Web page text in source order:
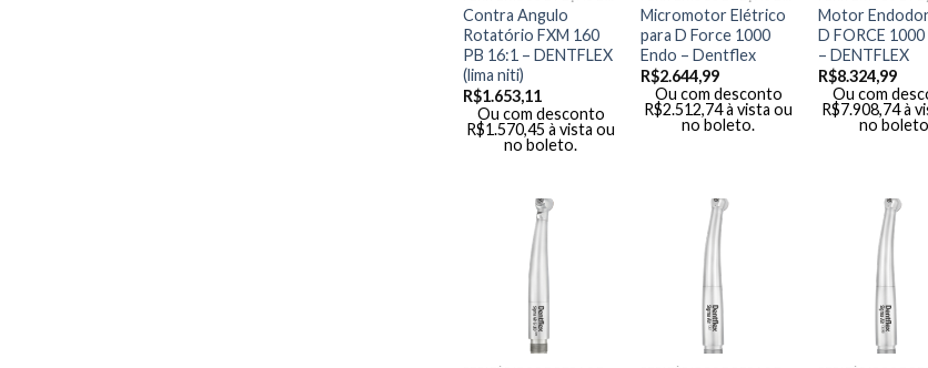
Contra Angulo
Rotatório FXM 160
PB 16:1 – DENTFLEX
(lima niti)
R$1.653,11
Ou com desconto
R$1.570,45 à vista ou
no boleto.
Micromotor Elétrico
para D Force 1000
Endo – Dentflex
R$2.644,99
Ou com desconto
R$2.512,74à vista ou
no boleto.
Motor
D FORCE
– DENTFLEX
R$8.324,99
Ou com
R$7.908,74à
no